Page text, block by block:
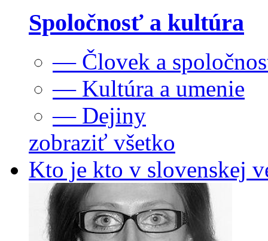
Spoločnosť a kultúra
— Človek a
— Kultúra a umenie
— Dejiny
zobraziť všetko
Kto je kto v slovenskej